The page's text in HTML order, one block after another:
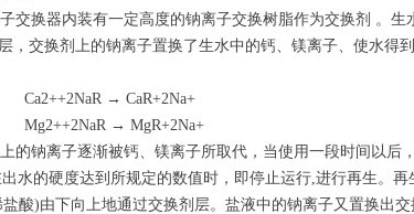
交换器内装有一定高度的钠离子交换树脂作为交换剂 。生
，交换剂上的钠离子置换了生水中的钙、镁离子、使水得
→ CaR+2Na+
→ MgR+2Na+
的钠离子逐渐被钙、镁离子所取代，当使用一段时间以后，
水的硬度达到所规定的数值时，即停止运行,进行再生。再
酸)由下向上地通过交换剂层。盐液中的钠离子又置换出